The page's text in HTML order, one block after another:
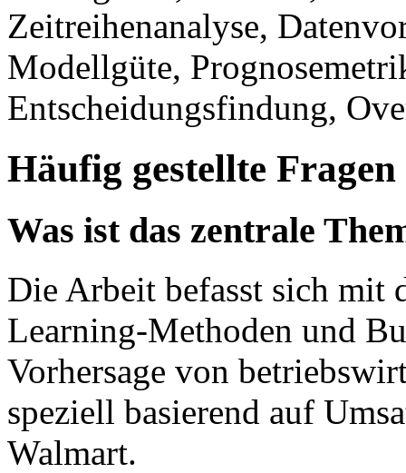
Zeitreihenanalyse,
Modellgüte,
Entscheidungsfindung,
Häufig gestellte Fragen
Was ist das zentrale
Die Arbeit befasst sich mit
Learning-Methoden und
Vorhersage von
speziell basierend auf
Walmart.